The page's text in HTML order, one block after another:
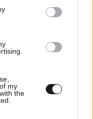
my
the
σχολιασμού